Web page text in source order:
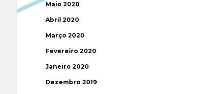
Maio 2020
Abril 2020
Março 2020
Fevereiro 2020
Janeiro 2020
Dezembro 2019